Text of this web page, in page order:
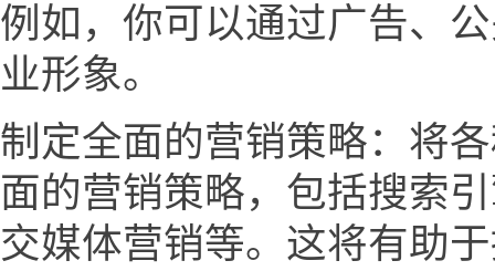
例如，你可以通过广告、
业形象。
制定全面的营销策略：将
面的营销策略，包括搜索
交媒体营销等。这将有助